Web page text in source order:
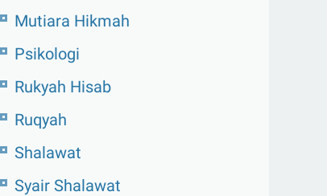
Mutiara Hikmah
Psikologi
Rukyah Hisab
Ruqyah
Shalawat
Syair Shalawat